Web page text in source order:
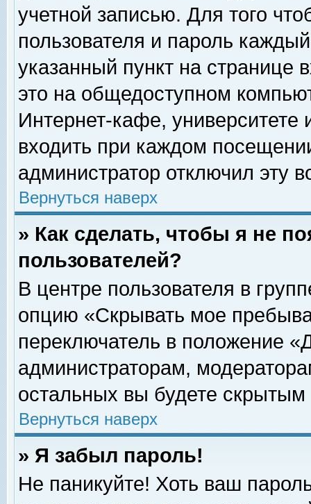
учетной записью. Для того
пользователя и пароль
указанный пункт на
это на общедоступном
Интернет-кафе, университете
входить при каждом
администратор отключил эту
Вернуться наверх
» Как сделать, чтобы я не
пользователей?
В центре пользователя в
опцию «Скрывать мое
переключатель в положение
администраторам,
остальных вы будете скрытым
Вернуться наверх
» Я забыл пароль!
Не паникуйте! Хоть ваш